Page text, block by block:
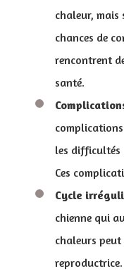
chaleur, mais
chances de
rencontrent
santé.
les difficultés
Ces
Cycle
chienne qui
chaleurs
reproductrice.